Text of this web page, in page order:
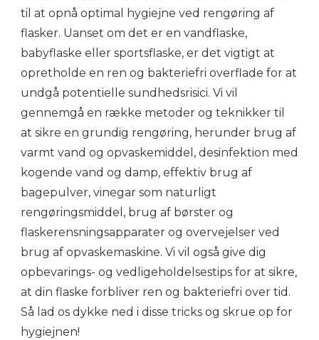
til at opnå optimal hygiejne ved rengøring af
flasker. Uanset om det er en vandflaske,
babyflaske eller sportsflaske, er det vigtigt at
opretholde en ren og bakteriefri overflade for at
undgå potentielle sundhedsrisici. Vi vil
gennemgå en række metoder og teknikker til
at sikre en grundig rengøring, herunder brug af
varmt vand og opvaskemiddel, desinfektion med
kogende vand og damp, effektiv brug af
bagepulver, vinegar som naturligt
rengøringsmiddel, brug af børster og
flaskerensningsapparater og overvejelser ved
brug af opvaskemaskine. Vi vil også give dig
opbevarings- og vedligeholdelsestips for at sikre,
at din flaske forbliver ren og bakteriefri over tid.
Så lad os dykke ned i disse tricks og skrue op for
hygiejnen!